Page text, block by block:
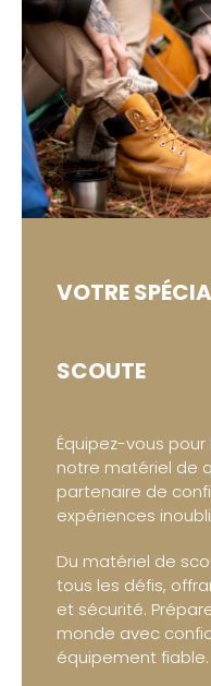
VOTRE
SCOUTE
Équipez-vous
notre matériel de
partenaire de
expériences
Du matériel de
tous les défis,
et sécurité.
monde avec
équipement fiable.